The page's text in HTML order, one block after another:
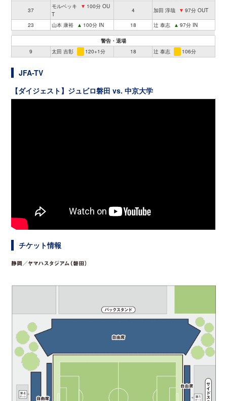
37
モルベッキ ▼ 100分 OU
T
4 加田 淳哉 ▼ 97分 OUT
23 山本 康裕 ▲ 100分 IN 18 辻 泰志 ▲ 97分 IN
警告・退場
9
太田 吉彰 120+1分 18 辻 泰志 106分
JFA-TV
【ダイジェスト】ジュビロ磐田 vs. 中京大学
チケット情報